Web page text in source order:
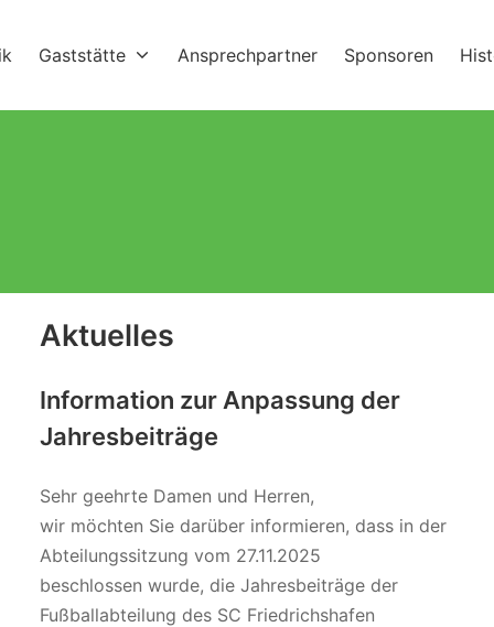
Gaststätte Ansprechpartner Sponsoren
Aktuelles
Information zur Anpassung der
Jahresbeiträge
Sehr geehrte Damen und Herren,
wir möchten Sie darüber informieren, dass in der
Abteilungssitzung vom 27.11.2025
beschlossen wurde, die Jahresbeiträge der
Fußballabteilung des SC Friedrichshafen